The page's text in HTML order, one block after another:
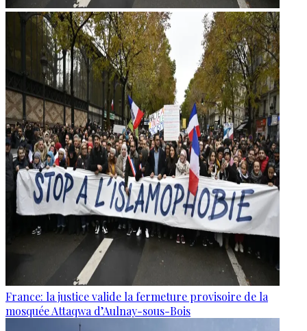
France: la justice valide la fermeture provisoire de la
mosquée Attaqwa d’Aulnay-sous-Bois